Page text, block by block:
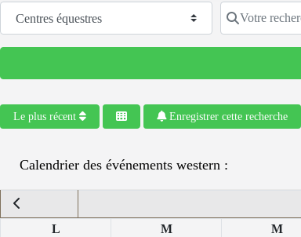
Sélectionnez le type de recherche Votre recherche
Le plus récent Enregistrer cette recherche
Calendrier des événements western :
L M M